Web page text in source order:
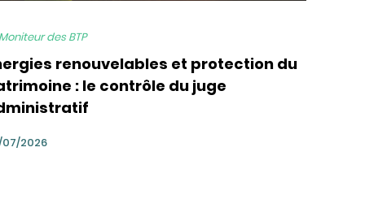
des BTP
renouvelables et protection du
: le contrôle du juge
2026